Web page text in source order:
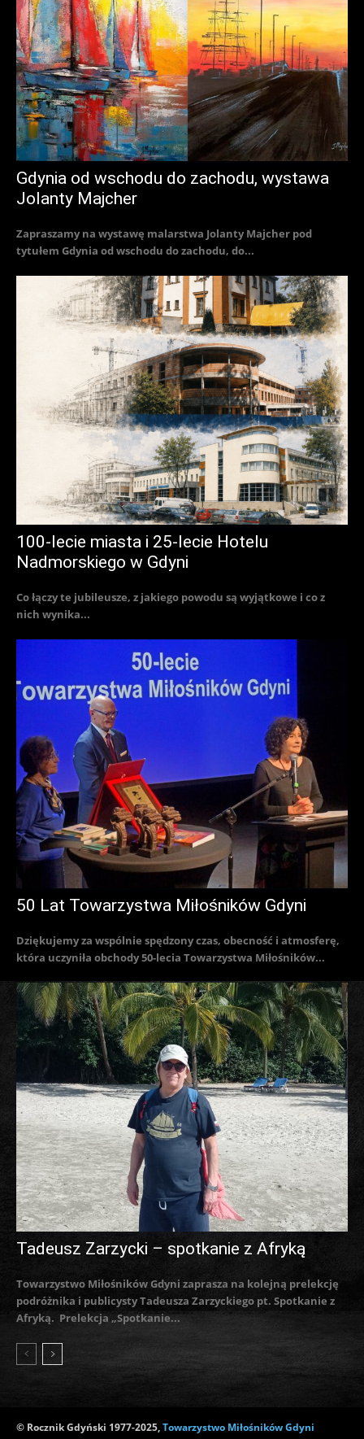
Gdynia od wschodu do zachodu, wystawa
Jolanty Majcher
Zapraszamy na wystawę malarstwa Jolanty Majcher pod
tytułem Gdynia od wschodu do zachodu, do...
100-lecie miasta i 25-lecie Hotelu
Nadmorskiego w Gdyni
Co łączy te jubileusze, z jakiego powodu są wyjątkowe i co z
nich wynika...
50 Lat Towarzystwa Miłośników Gdyni
Dziękujemy za wspólnie spędzony czas, obecność i atmosferę,
która uczyniła obchody 50-lecia Towarzystwa Miłośników...
Tadeusz Zarzycki – spotkanie z Afryką
Towarzystwo Miłośników Gdyni zaprasza na kolejną prelekcję
podróżnika i publicysty Tadeusza Zarzyckiego pt. Spotkanie z
Afryką. Prelekcja „Spotkanie...
© Rocznik Gdyński 1977-2025,Towarzystwo Miłośników Gdyni